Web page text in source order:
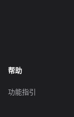
帮助
功能指引